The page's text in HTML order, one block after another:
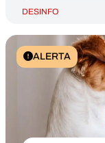
DESINFO
ALERTA